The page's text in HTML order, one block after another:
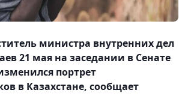
министра внутренних дел
21 мая на заседании в Сенате
портрет
в Казахстане, сообщает